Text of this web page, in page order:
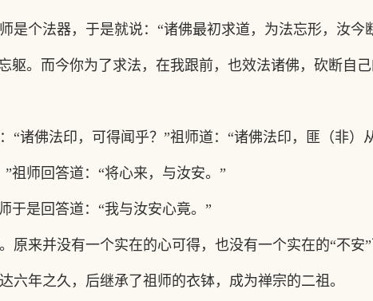
是个法器，于是就说： “诸佛最初求道，为法忘形，汝今
。而今你为了求法，在我跟前，也效法诸佛，砍断自己
“诸佛法印，可得闻乎？”祖师道：“诸佛法印，匪（非）
祖师回答道：“将心来，与汝安。”
于是回答道：“我与汝安心竟。”
原来并没有一个实在的心可得，也没有一个实在的“不安”
年之久，后继承了祖师的衣钵，成为禅宗的二祖。